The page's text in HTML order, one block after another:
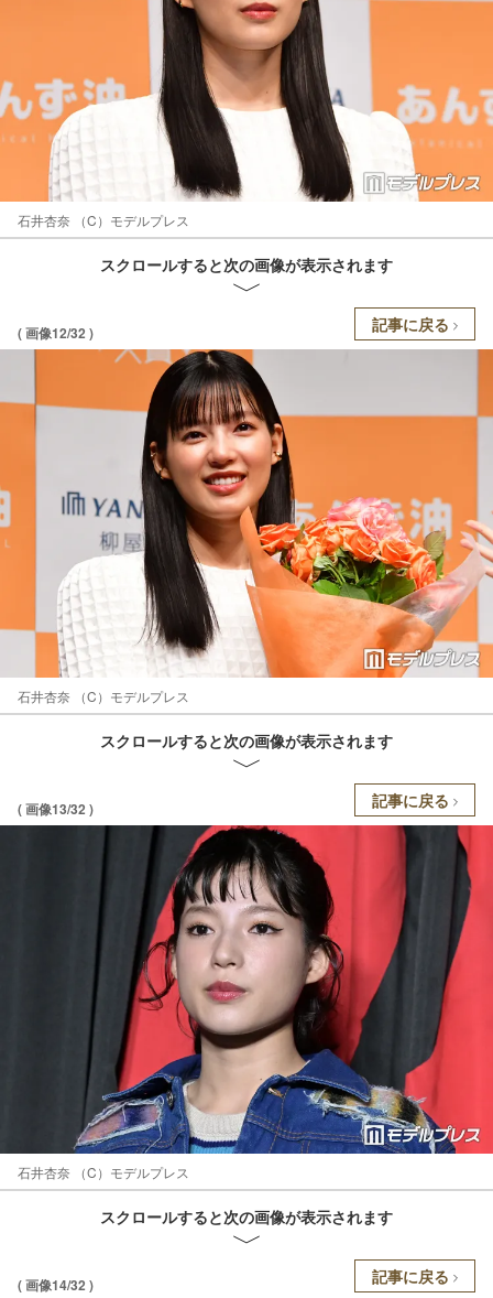
石井杏奈 （C）モデルプレス
スクロールすると次の画像が表示されます
( 画像12/32 ) 記事に戻る
石井杏奈 （C）モデルプレス
スクロールすると次の画像が表示されます
( 画像13/32 ) 記事に戻る
石井杏奈 （C）モデルプレス
スクロールすると次の画像が表示されます
( 画像14/32 ) 記事に戻る